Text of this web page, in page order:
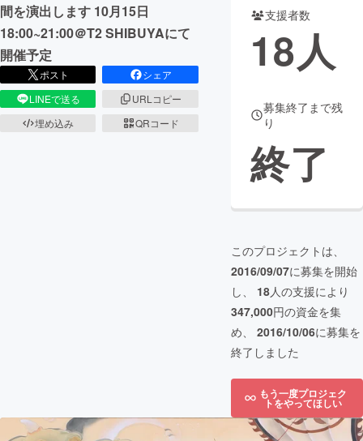
間を演出します 10月15日
18:00~21:00＠T2 SHIBUYAにて
開催予定
ポスト
シェア
LINEで送る
URLコピー
埋め込み
QRコード
支援者数
18人
募集終了まで残
り
終了
このプロジェクトは、
2016/09/07に募集を開始
し、 18人の支援により
347,000円の資金を集
め、 2016/10/06に募集を
終了しました
もう一度プロジェク
トをやってほしい